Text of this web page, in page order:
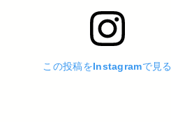
この投稿をInstagramで見る